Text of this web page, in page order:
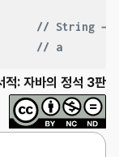
// String →
// a
적: 자바의 정석 3판